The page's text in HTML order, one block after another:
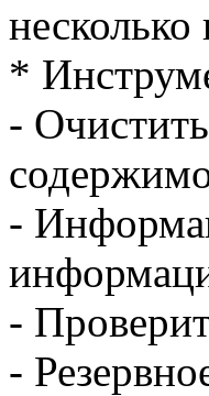
*
-
-
-
-